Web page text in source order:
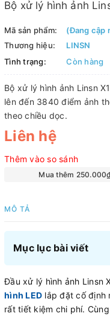
Bộ xử lý hình ảnh
Mã sản phẩm:
(Đang cập
Thương hiệu:
LINSN
Tình trạng:
Còn hàng
Bộ xử lý hình ảnh Linsn
lên đến 3840 điểm ảnh
theo chiều dọc.
Liên hệ
Thêm vào so sánh
Mua thêm
MÔ TẢ
Mục lục bài viết
Đầu xử lý hình ảnh Linsn
hình LED lắp đặt cố định
rất tiết kiệm chi phí.